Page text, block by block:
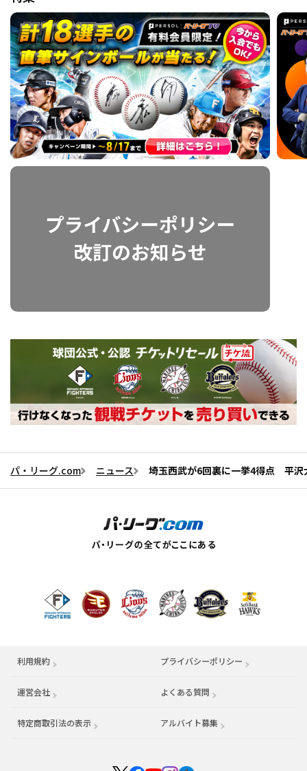
パ・リーグ.com ニュース 埼玉西武が6回裏に一挙4得点 平沢
利用規約 プライバシーポリシー
運営会社 （別ウィンドウで開く） よくある質問
特定商取引法の表示 アルバイト募集 （別ウィンドウで開く